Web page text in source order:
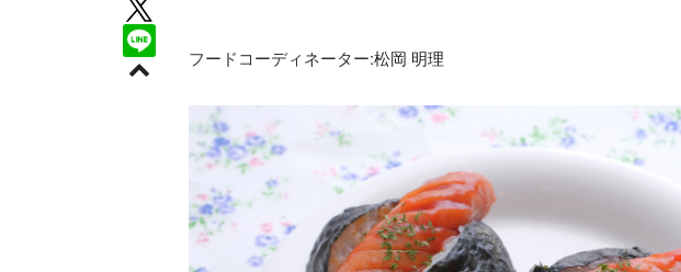
フードコーディネーター:松岡 明理